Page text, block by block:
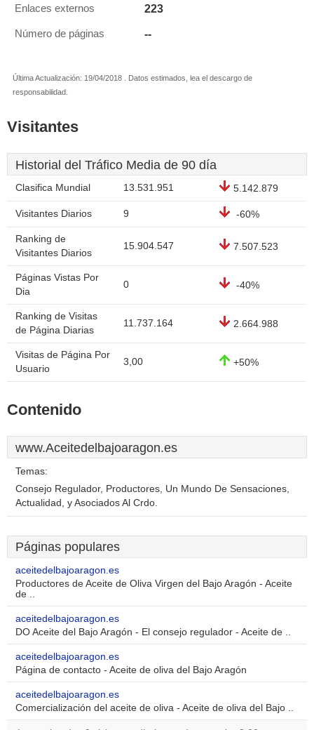
Enlaces externos 223
Número de páginas --
Última Actualización: 19/04/2018 . Datos estimados, lea el descargo de
responsabilidad.
Visitantes
Historial del Tráfico Media de 90 día
Clasifica Mundial 13.531.951 5.142.879
Visitantes Diarios 9 -60%
Ranking de
Visitantes Diarios
15.904.547 7.507.523
Páginas Vistas Por
Dia
0 -40%
Ranking de Visitas
de Página Diarias
11.737.164 2.664.988
Visitas de Página Por
Usuario
3,00 +50%
Contenido
www.Aceitedelbajoaragon.es
Temas:
Consejo Regulador, Productores, Un Mundo De Sensaciones,
Actualidad, y Asociados Al Crdo.
Páginas populares
aceitedelbajoaragon.es
Productores de Aceite de Oliva Virgen del Bajo Aragón - Aceite
de ..
aceitedelbajoaragon.es
DO Aceite del Bajo Aragón - El consejo regulador - Aceite de ..
aceitedelbajoaragon.es
Página de contacto - Aceite de oliva del Bajo Aragón
aceitedelbajoaragon.es
Comercialización del aceite de oliva - Aceite de oliva del Bajo ..